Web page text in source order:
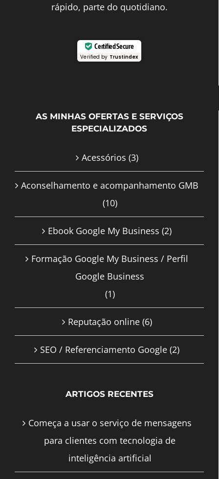
rápido, parte do quotidiano.
Certified Secure
Verified by Trustindex
AS MINHAS OFERTAS E SERVIÇOS
ESPECIALIZADOS
Acessórios (3)
Aconselhamento e acompanhamento GMB
(10)
Ebook Google My Business (2)
Formação Google My Business / Perfil
Google Business
(1)
Reputação online (6)
SEO / Referenciamento Google (2)
ARTIGOS RECENTES
Começa a usar o serviço de mensagens
para clientes com tecnologia de
inteligência artificial